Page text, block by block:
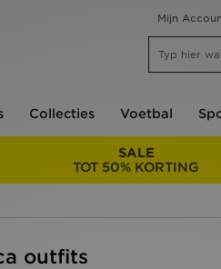
Mijn
Collecties Voetbal
SALE
TOT 50% KORTING
outfits